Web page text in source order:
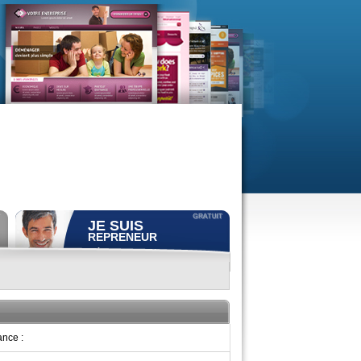
JE SUIS
REPRENEUR
Déposer gratuitementune
ACCÈS REPRENEUR
: